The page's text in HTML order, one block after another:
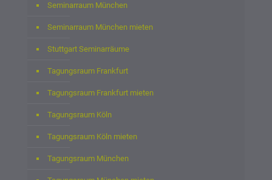
Seminarraum München
Seminarraum München mieten
Stuttgart Seminarräume
Tagungsraum Frankfurt
Tagungsraum Frankfurt mieten
Tagungsraum Köln
Tagungsraum Köln mieten
Tagungsraum München